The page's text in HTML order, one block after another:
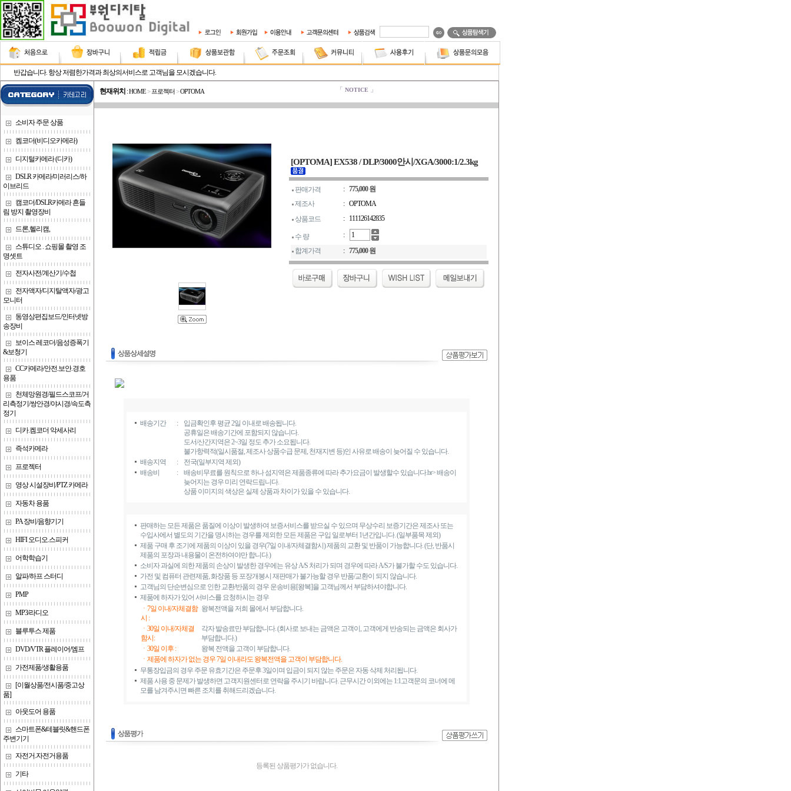
반갑습니다. 항상 저렴한가격과 최상의서비스로 고객님을 모시겠습니다.
소비자 주문 상품
켐코더(비디오카메라)
디지털카메라 (디카)
DSLR 카메라/미러리스/하
이브리드
캠코더/DSLR카메라 흔들
림 방지 촬영장비
드론,헬리캠,
스튜디오 . 쇼핑몰 촬영 조
명셋트
전자사전/계산기/수첩
전자액자/디지탈액자/광고
모니터
동영상편집보드/인터넷방
송장비
보이스 레코더/음성증폭기
&보청기
CC카메라/안전.보안.경호
용품
천체망원경/필드스코프/거
리측정기/쌍안경/야시경/속도측
정기
디카.켐코더 악세사리
즉석카메라
프로젝터
영상 시설장비/PTZ 카메라
자동차 용품
PA 장비/음향기기
HIFI 오디오.스피커
어학학습기
알파/하프 스터디
PMP
MP3/라디오
블루투스 제품
DVD/VTR 플레이어/엠프
가전제품/생활용품
[이월상품/전시품/중고상
품]
아웃도어 용품
스마트폰&테블릿&핸드폰
주변기기
자전거.자전거용품
기타
현재위치 :HOME>프로젝터 >OPTOMA
[OPTOMA] EX538 / DLP/3000안시/XGA/3000:1/2.3kg
판매가격 :
775,000 원
제조사
:
OPTOMA
상품코드
: 111126142835
수 량
:
합계가격
: 775,000 원
배송기간 :
입금확인후 평균 2일 이내로 배송됩니다.
공휴일은 배송기간에 포함되지 않습니다.
도서/산간지역은 2~3일 정도 추가 소요됩니다.
불가항력적(일시품절, 제조사 상품수급 문제, 천재지변 등)인 사유로 배송이 늦어질 수 있습니다.
배송지역
:
전국(일부지역 제외)
배송비
:
배송비무료를 원칙으로 하나 섬지역은 제품종류에 따라 추가요금이 발생할수 있습니다.br> 배송이
늦어지는 경우 미리 연락드립니다.
상품 이미지의 색상은 실제 상품과 차이가 있을 수 있습니다.
판매하는 모든 제품은 품질에 이상이 발생하여 보증서비스를 받으실 수 있으며 무상수리 보증기간은 제조사 또는
수입사에서 별도의 기간을 명시하는 경우를 제외한 모든 제품은 구입 일로부터 1년간입니다. (일부품목 제외)
제품 구매 후 조기에 제품의 이상이 있을 경우(7일 이내/자체결함시) 제품의 교환 및 반품이 가능합니다. (단, 반품시
제품의 포장과 내용물이 온전하여야만 합니다.)
소비자 과실에 의한 제품의 손상이 발생한 경우에는 유상 A/S 처리가 되며 경우에 따라 A/S가 불가할 수도 있습니다.
가전 및 컴퓨터 관련제품, 화장품 등 포장개봉시 재판매가 불가능할 경우 반품/교환이 되지 않습니다.
고객님의 단순변심으로 인한 교환/반품의 경우 운송비용[왕복]을 고객님께서 부담하셔야합니다.
제품에 하자가 있어 서비스를 요청하시는 경우
ㆍ7일 이내/자체결함
시 :
왕복전액을 저희 몰에서 부담합니다.
ㆍ30일 이내/자체결
함시:
각자 발송료만 부담합니다. (회사로 보내는 금액은 고객이, 고객에게 반송되는 금액은 회사가
부담합니다.)
ㆍ30일 이후 :
왕복 전액을 고객이 부담합니다.
ㆍ제품에 하자가 없는 경우 7일 이내라도 왕복전액을 고객이 부담합니다.
무통장입금의 경우 주문 유효기간은 주문후 3일이며 입금이 되지 않는 주문은 자동 삭제 처리됩니다.
제품 사용 중 문제가 발생하면 고객지원센터로 연락을 주시기 바랍니다. 근무시간 이외에는 1:1고객문의 코너에 메
모를 남겨주시면 빠른 조치를 취해드리겠습니다.
등록된 상품평가가 없습니다.